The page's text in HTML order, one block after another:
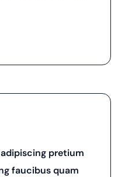
pretium
faucibus quam